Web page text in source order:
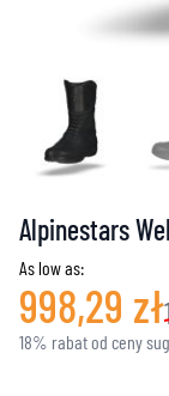
Alpinestars
As low as:
998,29 zł
18% rabat od ceny